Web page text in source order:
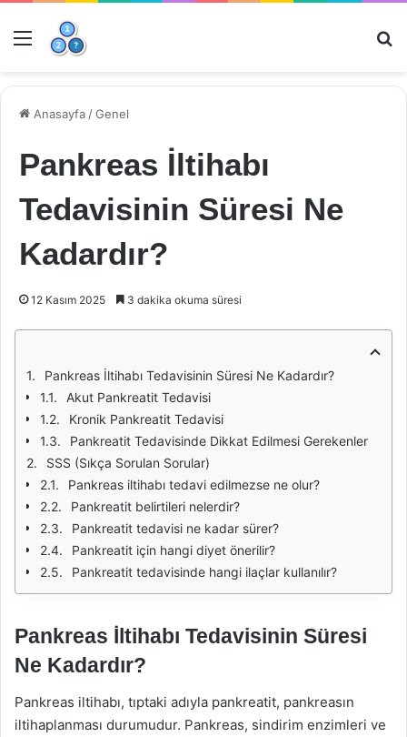
Menü
Anasayfa /Genel
Pankreas İltihabı
Tedavisinin Süresi Ne
Kadardır?
12 Kasım 2025 3 dakika okuma süresi
Pankreas İltihabı Tedavisinin Süresi Ne Kadardır?
Akut Pankreatit Tedavisi
Kronik Pankreatit Tedavisi
Pankreatit Tedavisinde Dikkat Edilmesi Gerekenler
SSS (Sıkça Sorulan Sorular)
Pankreas iltihabı tedavi edilmezse ne olur?
Pankreatit belirtileri nelerdir?
Pankreatit tedavisi ne kadar sürer?
Pankreatit için hangi diyet önerilir?
Pankreatit tedavisinde hangi ilaçlar kullanılır?
Pankreas İltihabı Tedavisinin Süresi
Ne Kadardır?
Pankreas iltihabı, tıptaki adıyla pankreatit, pankreasın
iltihaplanması durumudur. Pankreas, sindirim enzimleri ve